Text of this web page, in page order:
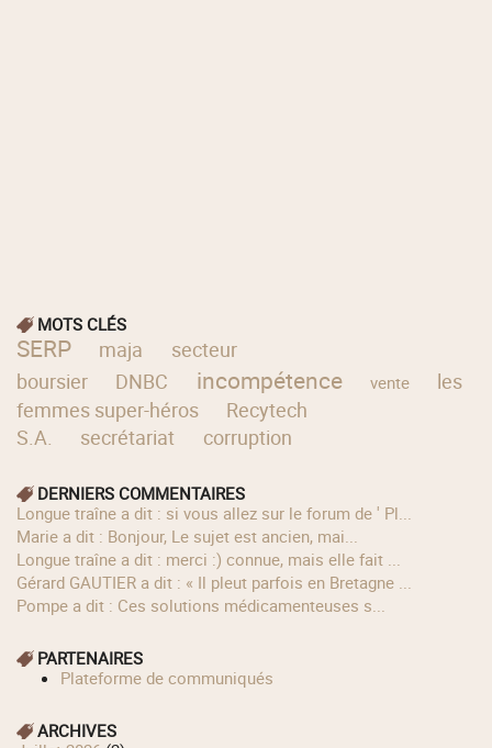
MOTS CLÉS
SERP maja
secteur
boursier
DNBC incompétence vente
les
femmes super-héros
Recytech
S.A.
secrétariat corruption
DERNIERS COMMENTAIRES
longue traîne a dit : si vous allez sur le forum de ' Pl...
Marie a dit : Bonjour, Le sujet est ancien, mai...
longue traîne a dit : merci :) connue, mais elle fait ...
Gérard GAUTIER a dit : « Il pleut parfois en Bretagne ...
Pompe a dit : Ces solutions médicamenteuses s...
PARTENAIRES
Plateforme de communiqués
ARCHIVES